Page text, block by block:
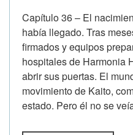
Capítulo 36 – El
había llegado. Tras
firmados y equipos
hospitales de Harmonia
abrir sus puertas. El
movimiento de Kaito,
estado. Pero él no se